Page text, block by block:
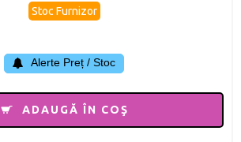
Stoc Furnizor
Alerte Preț / Stoc
ADAUGĂ ÎN COŞ